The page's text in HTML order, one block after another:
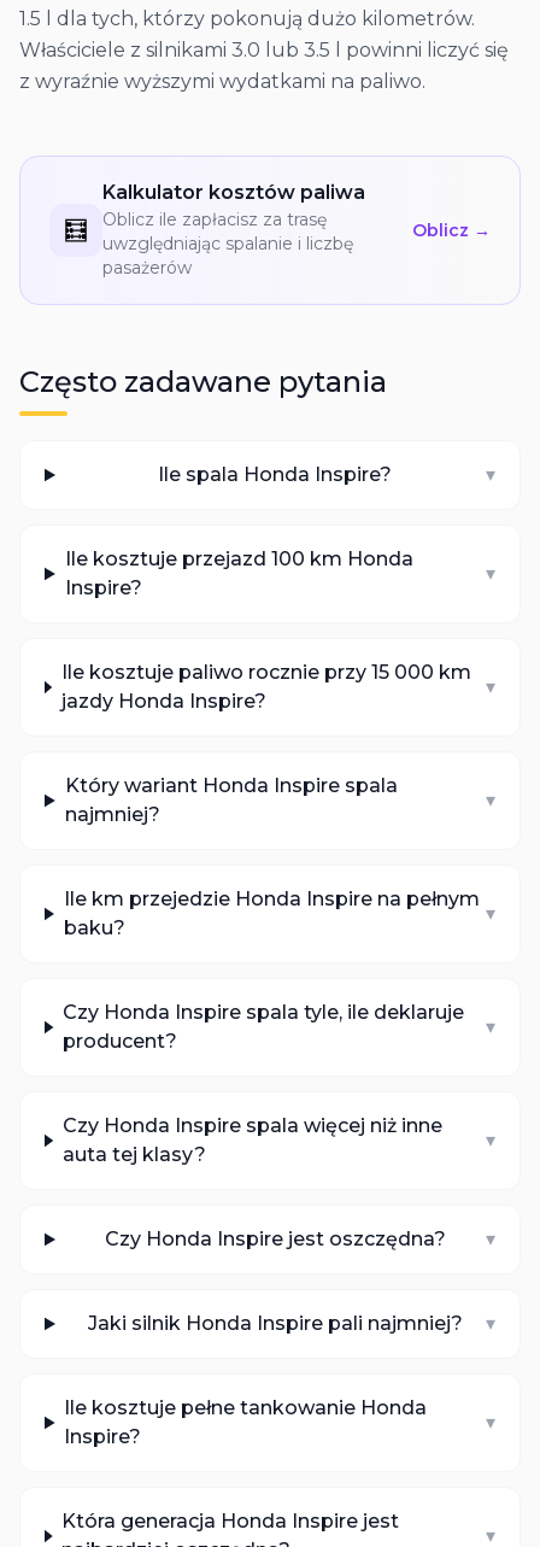
1.5 l dla tych, którzy pokonują dużo kilometrów.
Właściciele z silnikami 3.0 lub 3.5 l powinni liczyć się
z wyraźnie wyższymi wydatkami na paliwo.
🧮
Kalkulator kosztów paliwa
Oblicz ile zapłacisz za trasę
uwzględniając spalanie i liczbę
pasażerów
Oblicz →
Często zadawane pytania
Ile spala Honda Inspire? ▾
Ile kosztuje przejazd 100 km Honda
Inspire?
▾
Ile kosztuje paliwo rocznie przy 15 000 km
jazdy Honda Inspire?
▾
Który wariant Honda Inspire spala
najmniej?
▾
Ile km przejedzie Honda Inspire na pełnym
baku?
▾
Czy Honda Inspire spala tyle, ile deklaruje
producent?
▾
Czy Honda Inspire spala więcej niż inne
auta tej klasy?
▾
Czy Honda Inspire jest oszczędna? ▾
Jaki silnik Honda Inspire pali najmniej? ▾
Ile kosztuje pełne tankowanie Honda
Inspire?
▾
Która generacja Honda Inspire jest
▾